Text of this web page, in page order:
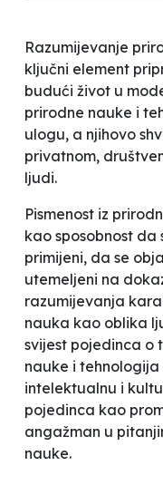
Razumijevanje
ključni element
budući život u
prirodne nauke i
ulogu, a njihovo
privatnom,
ljudi.
Pismenost iz
kao sposobnost da
primijeni, da se
utemeljeni na
razumijevanja
nauka kao oblika
svijest pojedinca o
nauke i
intelektualnu i
pojedinca kao
angažman u
nauke.